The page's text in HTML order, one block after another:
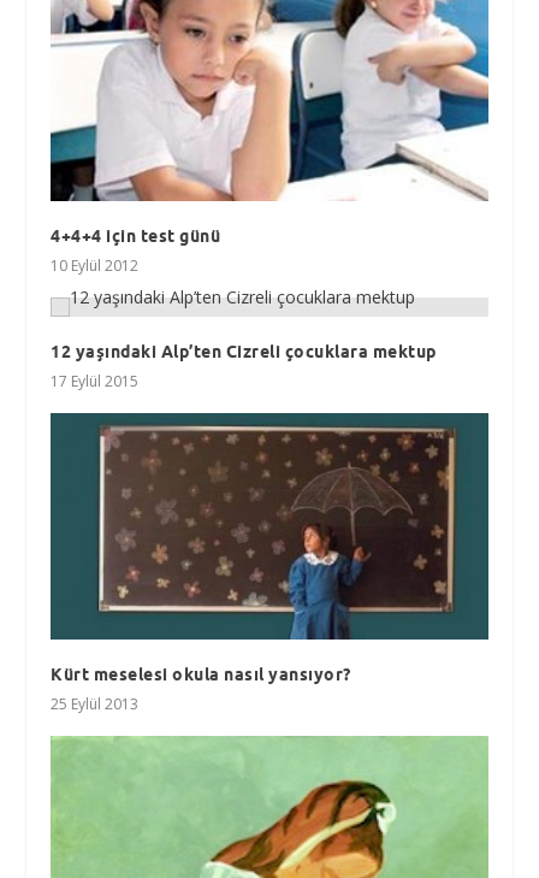
4+4+4 için test günü
10 Eylül 2012
12 yaşındaki Alp’ten Cizreli çocuklara mektup
17 Eylül 2015
Kürt meselesi okula nasıl yansıyor?
25 Eylül 2013